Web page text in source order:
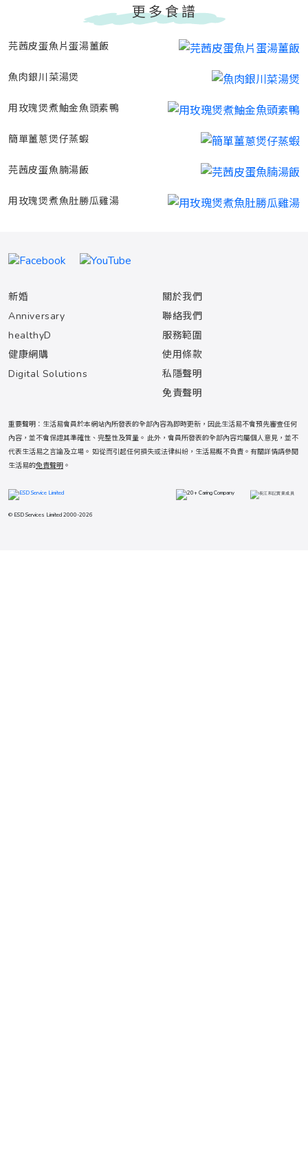
更多食譜
芫茜皮蛋魚片蛋湯薑飯
魚肉銀川菜湯煲
用玫瑰煲煮鮋金魚頭素鴨
簡單薑蔥煲仔蒸蝦
芫茜皮蛋魚腩湯飯
用玫瑰煲煮魚肚勝瓜雞湯
新婚
Anniversary
healthyD
健康網購
Digital Solutions
關於我們
聯絡我們
服務範圍
使用條款
私隱聲明
免責聲明
重要聲明：生活易會員於本網站內所發表的全部內容為即時更新，因此生活易不會預先審查任何
內容，並不會保證其準確性、完整性及質量。 此外，會員所發表的全部內容均屬個人意見，並不
代表生活易之言論及立場。 如從而引起任何損失或法律糾紛，生活易概不負責。有關詳情請參閱
生活易的免責聲明 。
© ESD Services Limited 2000-2026